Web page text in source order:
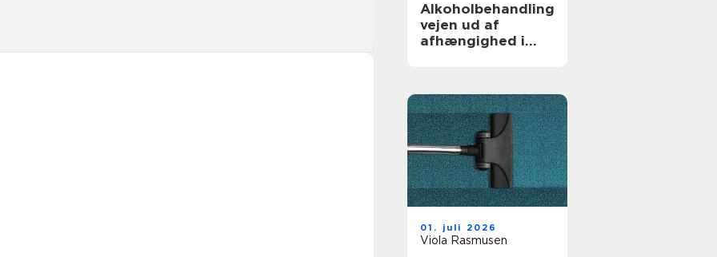
Alkoholbehandling
vejen ud af
afhængighed i
01. juli 2026
Viola Rasmusen